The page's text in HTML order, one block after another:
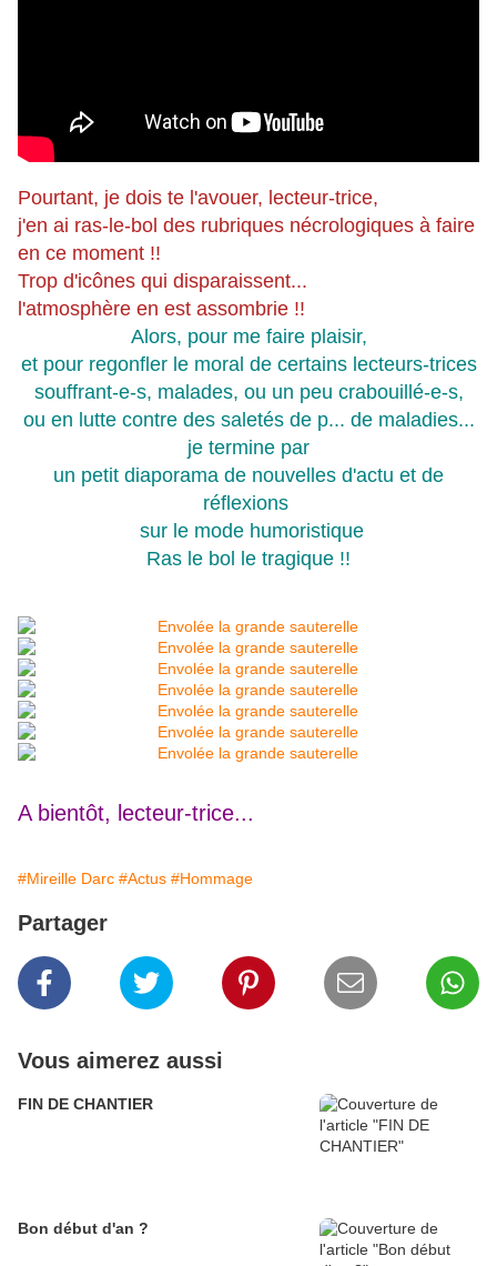
Pourtant, je dois te l'avouer, lecteur-trice,
j'en ai ras-le-bol des rubriques nécrologiques à faire
en ce moment !!
Trop d'icônes qui disparaissent...
l'atmosphère en est assombrie !!
Alors, pour me faire plaisir,
et pour regonfler le moral de certains lecteurs-trices
souffrant-e-s, malades, ou un peu crabouillé-e-s,
ou en lutte contre des saletés de p... de maladies...
je termine par
un petit diaporama de nouvelles d'actu et de
réflexions
sur le mode humoristique
Ras le bol le tragique !!
A bientôt, lecteur-trice...
#Mireille Darc #Actus #Hommage
Partager
Vous aimerez aussi
FIN DE CHANTIER
Bon début d'an ?